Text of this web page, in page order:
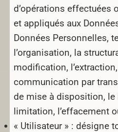
d’opérations effectuées
et appliqués aux
Données Personnelles,
l’organisation, la
modification,
communication par
de mise à disposition, le
limitation, l’effacement
« Utilisateur » : désigne